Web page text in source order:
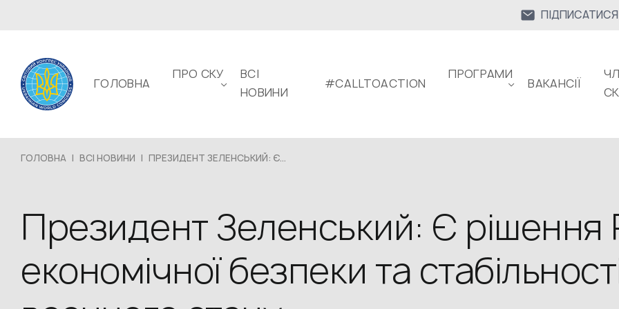
ГОЛОВНА
ПРО СКУ
ВСІ
НОВИНИ
#CALLTOACTION
ПРОГРАМИ
ВАКАНСІЇ
ГОЛОВНА | ВСІ НОВИНИ | ПРЕЗИДЕНТ ЗЕЛЕНСЬКИЙ: Є...
Президент Зеленський: Є
економічної безпеки та